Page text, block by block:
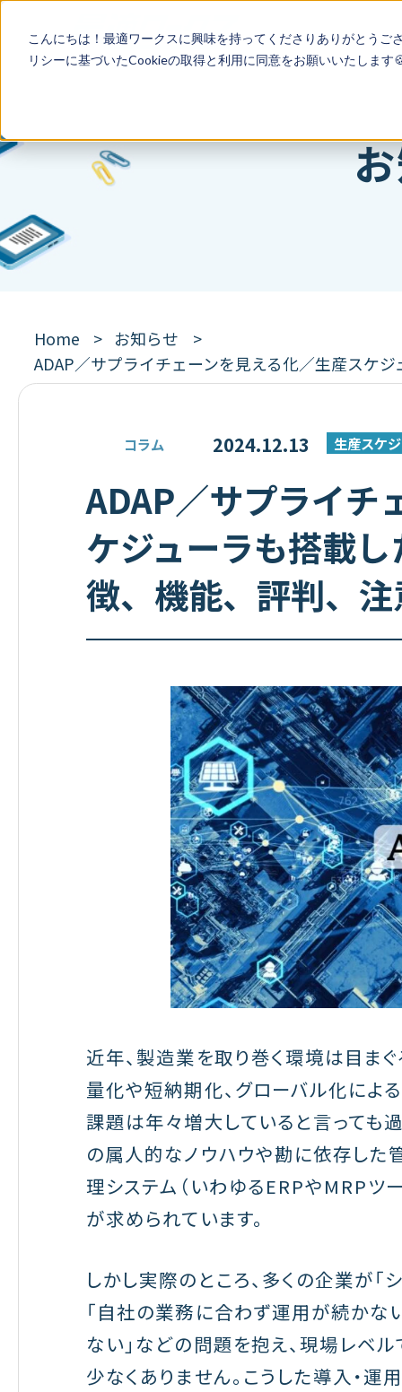
こんにちは！最適ワークスに興味を持ってくださりありがとう
リシーに基づいたCookieの取得と利用に同意をお願いいたします
Home
お知らせ
ADAP／サプライチェーンを見える化／生産スケ
コラム 2024.12.13 生産スケ
ADAP／サプライチ
ケジューラも搭載
徴、機能、評判、
近年、製造業を取り巻く環境は目ま
量化や短納期化、グローバル化によ
課題は年々増大していると言っても
の属人的なノウハウや勘に依存した
理システム（いわゆるERPやMRPツ
が求められています。
しかし実際のところ、多くの企業が
「自社の業務に合わず運用が続かな
ない」などの問題を抱え、現場レベ
少なくありません。こうした導入・